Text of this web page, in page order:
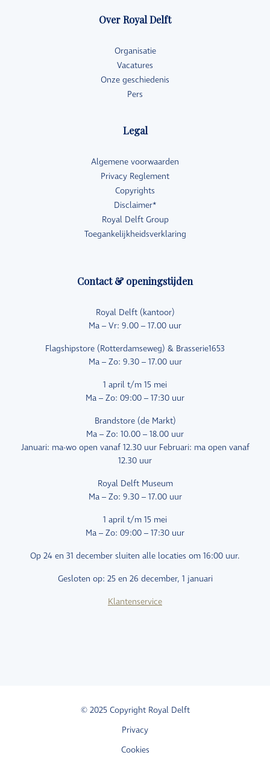
Over Royal Delft
Organisatie
Vacatures
Onze geschiedenis
Pers
Legal
Algemene voorwaarden
Privacy Reglement
Copyrights
Disclaimer*
Royal Delft Group
Toegankelijkheidsverklaring
Contact & openingstijden
Royal Delft (kantoor)
Ma – Vr: 9.00 – 17.00 uur
Flagshipstore (Rotterdamseweg) & Brasserie1653
Ma – Zo: 9.30 – 17.00 uur
1 april t/m 15 mei
Ma – Zo: 09:00 – 17:30 uur
Brandstore (de Markt)
Ma – Zo: 10.00 – 18.00 uur
Januari: ma-wo open vanaf 12.30 uur Februari: ma open vanaf
12.30 uur
Royal Delft Museum
Ma – Zo: 9.30 – 17.00 uur
1 april t/m 15 mei
Ma – Zo: 09:00 – 17:30 uur
Op 24 en 31 december sluiten alle locaties om 16:00 uur.
Gesloten op: 25 en 26 december, 1 januari
Klantenservice
© 2025 Copyright Royal Delft
Privacy
Cookies